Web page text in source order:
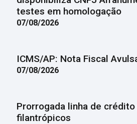
testes em homologação
07/08/2026
ICMS/AP: Nota Fiscal
07/08/2026
Prorrogada linha de
filantrópicos